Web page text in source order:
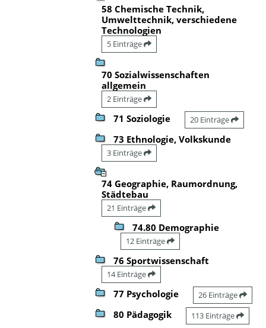
58 Chemische Technik,
Umwelttechnik, verschiedene
Technologien
5 Einträge
70 Sozialwissenschaften
allgemein
2 Einträge
71 Soziologie 20 Einträge
73 Ethnologie, Volkskunde
3 Einträge
74 Geographie, Raumordnung,
Städtebau
21 Einträge
74.80 Demographie
12 Einträge
76 Sportwissenschaft
14 Einträge
77 Psychologie 26 Einträge
80 Pädagogik 113 Einträge